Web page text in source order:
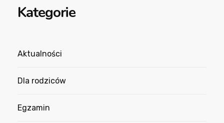
Kategorie
Aktualności
Dla rodziców
Egzamin